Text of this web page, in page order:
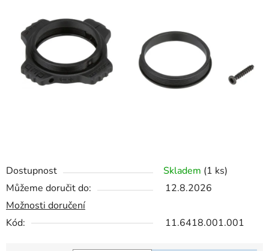
Dostupnost Skladem (1 ks)
Můžeme doručit do:
12.8.2026
Možnosti doručení
Kód:
11.6418.001.001
hvězdiček.